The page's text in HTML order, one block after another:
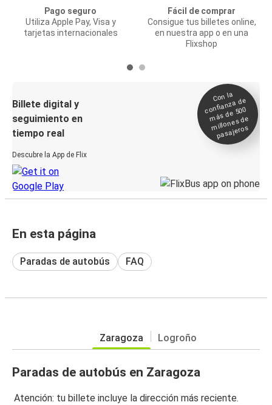
Pago seguro
Utiliza Apple Pay, Visa y
tarjetas internacionales
Fácil de comprar
Consigue tus billetes online,
en nuestra app o en una
Flixshop
Billete digital y
seguimiento en
tiempo real
Descubre la App de Flix
Con la
confianza de
más de 500
millones de
pasajeros
En esta página
Paradas de autobús FAQ
Zaragoza Logroño
Paradas de autobús en Zaragoza
Atención: tu billete incluye la dirección más reciente.